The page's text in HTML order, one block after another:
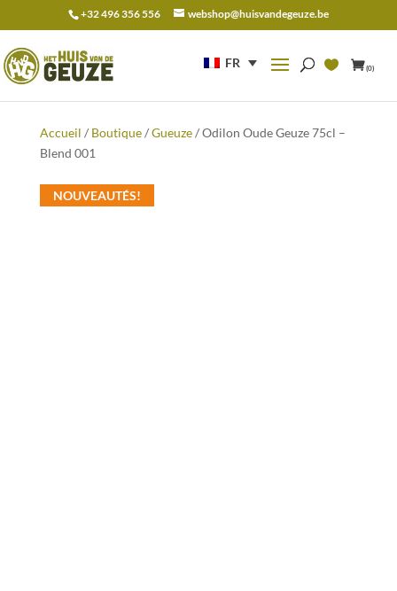
+32 496 356 556 webshop@huisvandegeuze.be
FR (0)
pour :
Accueil / Boutique/Gueuze/ Odilon Oude Geuze 75cl –
Blend 001
NOUVEAUTÉS!